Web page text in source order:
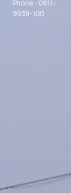
Phone : 0811-
9938-100